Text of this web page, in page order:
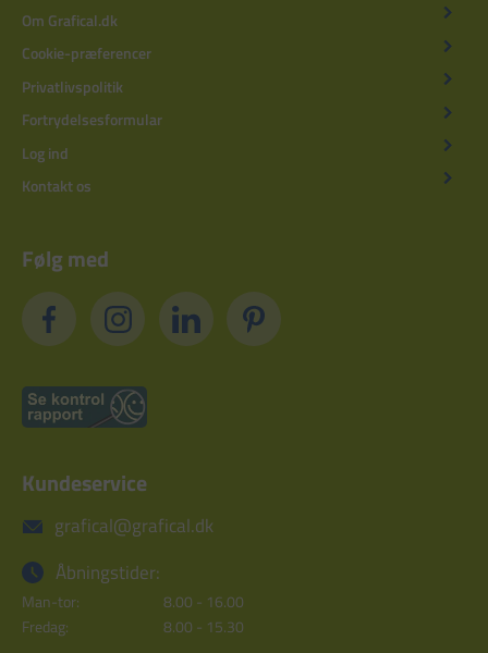
Om Grafical.dk
Cookie-præferencer
Privatlivspolitik
Fortrydelsesformular
Log ind
Kontakt os
Følg med
Kundeservice
grafical@grafical.dk
Åbningstider:
Man-tor:
8.00 - 16.00
Fredag:
8.00 - 15.30